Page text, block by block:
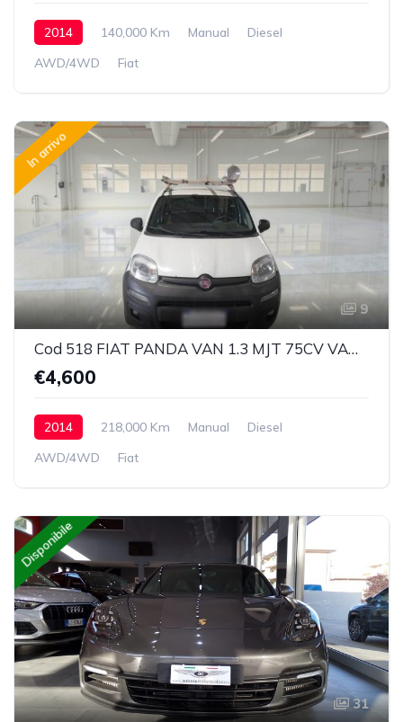
2014 140,000 Km Manual
Diesel
AWD/4WD
Fiat
In arrivo
9
Cod 518 FIAT PANDA VAN 1.3 MJT 75CV VAN CLIMBING 4X4 2P.POP
€4,600
2014 218,000 Km Manual
Diesel
AWD/4WD
Fiat
Disponibile
31